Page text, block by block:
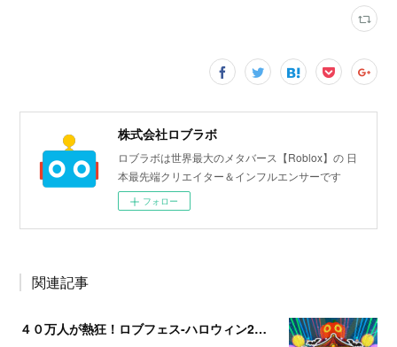
株式会社ロブラボ
ロブラボは世界最大のメタバース【Roblox】の 日
本最先端クリエイター＆インフルエンサーです
フォロー
関連記事
４０万人が熱狂！ロブフェス‐ハロウィン2025開催